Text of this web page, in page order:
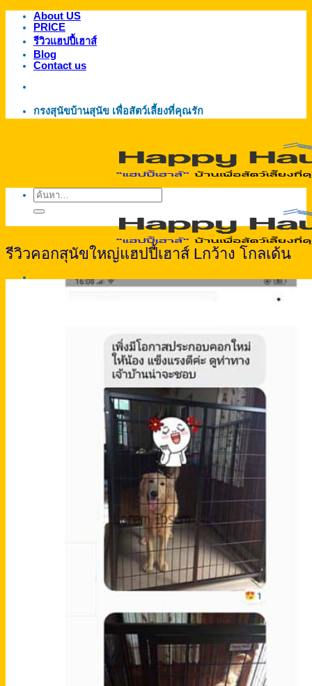
ข้าม
เนื้อหา
About US
PRICE
รีวิวแฮปปี้เฮาส์
Blog
Contact us
กรงสุนัขบ้านสุนัข เพื่อสัตว์เลี้ยงที่คุณรัก
ค้นหา:
รีวิวคอกสุนัขใหญ่แฮปปี้เฮาส์ Lกว้าง โกลเด้น